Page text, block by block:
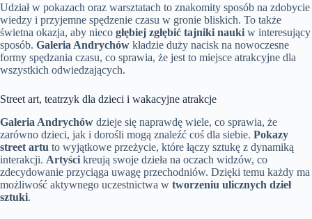
Udział w pokazach oraz warsztatach to znakomity sposób na zdobycie
wiedzy i przyjemne spędzenie czasu w gronie bliskich. To także
świetna okazja, aby nieco głębiej zgłębić tajniki nauki w interesujący
sposób. Galeria Andrychów kładzie duży nacisk na nowoczesne
formy spędzania czasu, co sprawia, że jest to miejsce atrakcyjne dla
wszystkich odwiedzających.
Street art, teatrzyk dla dzieci i wakacyjne atrakcje
Galeria Andrychów dzieje się naprawdę wiele, co sprawia, że
zarówno dzieci, jak i dorośli mogą znaleźć coś dla siebie. Pokazy
street artu to wyjątkowe przeżycie, które łączy sztukę z dynamiką
interakcji. Artyści kreują swoje dzieła na oczach widzów, co
zdecydowanie przyciąga uwagę przechodniów. Dzięki temu każdy ma
możliwość aktywnego uczestnictwa w tworzeniu ulicznych dzieł
sztuki.